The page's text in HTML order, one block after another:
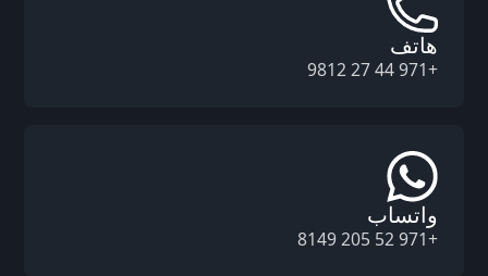
هاتف
+971 44 27 9812
واتساب
+971 52 205 8149